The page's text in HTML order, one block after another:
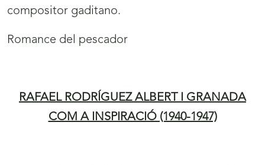
compositor gaditano.
Romance del pescador
RAFAEL RODRÍGUEZ ALBERT I GRANADA
COM A INSPIRACIÓ (1940-1947)